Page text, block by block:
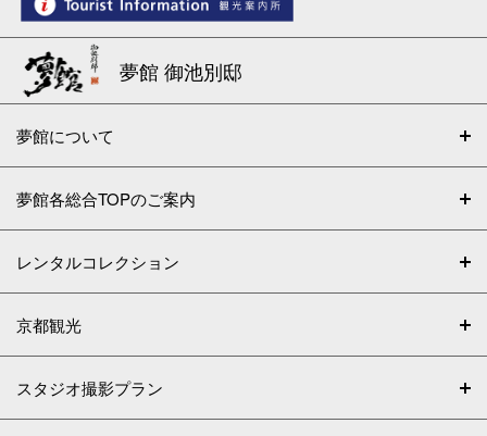
夢館 御池別邸
夢館について
夢館各総合TOPのご案内
レンタルコレクション
京都観光
スタジオ撮影プラン